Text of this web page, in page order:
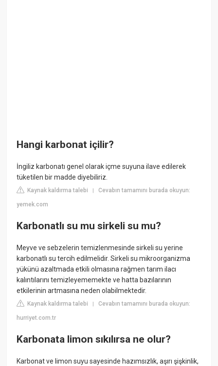
Hangi karbonat içilir?
İngiliz karbonatı genel olarak içme suyuna ilave edilerek
tüketilen bir madde diyebiliriz.
Kaynak kaldırma talebi |Cevabın tamamını burada okuyun:
yemek.com
Karbonatlı su mu sirkeli su mu?
Meyve ve sebzelerin temizlenmesinde sirkeli su yerine
karbonatlı su tercih edilmelidir. Sirkeli su mikroorganizma
yükünü azaltmada etkili olmasına rağmen tarım ilacı
kalıntılarını temizleyememekte ve hatta bazılarının
etkilerinin artmasına neden olabilmektedir.
Kaynak kaldırma talebi |Cevabın tamamını burada okuyun:
hurriyet.com.tr
Karbonata limon sıkılırsa ne olur?
Karbonat ve limon suyu sayesinde hazımsızlık, aşırı şişkinlik,